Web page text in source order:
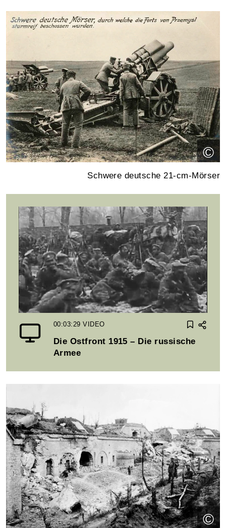
©
Schwere deutsche 21-cm-Mörser
00:03:29VIDEO
Die Ostfront 1915 – Die russische
Armee
©